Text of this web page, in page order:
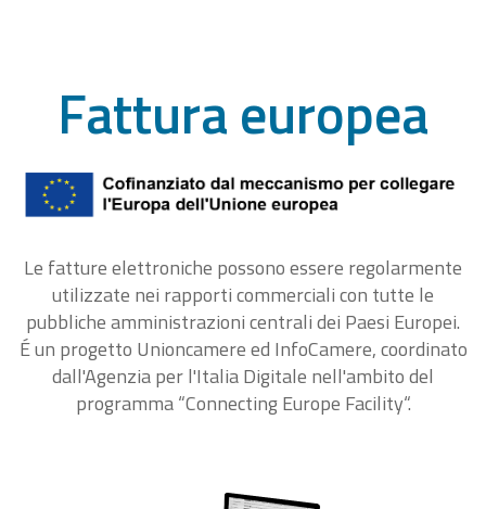
Fattura europea
Le fatture elettroniche possono essere regolarmente
utilizzate nei rapporti commerciali con tutte le
pubbliche amministrazioni centrali dei Paesi Europei.
É un progetto Unioncamere ed InfoCamere, coordinato
dall'Agenzia per l'Italia Digitale nell'ambito del
programma “Connecting Europe Facility“.